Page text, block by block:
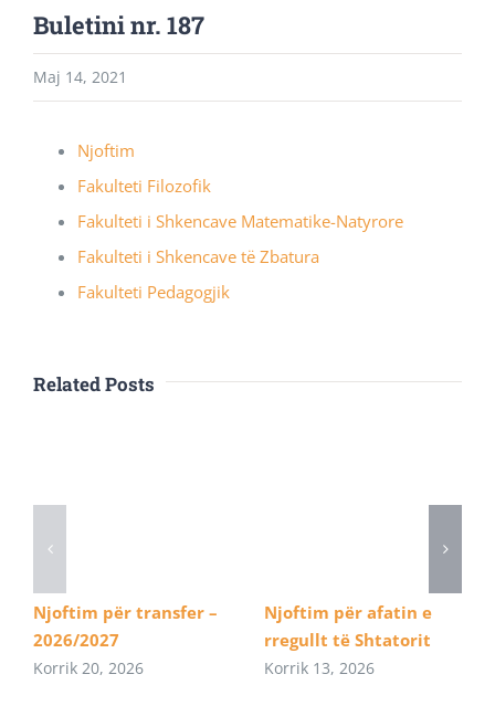
Buletini nr. 187
Maj 14, 2021
Njoftim
Fakulteti Filozofik
Fakulteti i Shkencave Matematike-Natyrore
Fakulteti i Shkencave të Zbatura
Fakulteti Pedagogjik
Related Posts
Njoftim për transfer –
2026/2027
Korrik 20, 2026
Njoftim për afatin e
rregullt të Shtatorit
Korrik 13, 2026